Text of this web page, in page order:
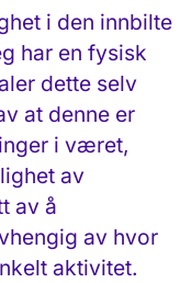
i den innbilte
har en fysisk
dette selv
at denne er
i været,
av
av å
av hvor
aktivitet.